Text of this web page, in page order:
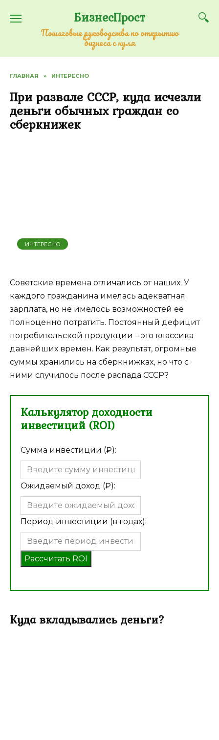
содержанию
БизнесПрост
Пошаговые руководства по открытию
бизнеса с нуля
ГЛАВНАЯ » ИНТЕРЕСНО
При развале СССР, куда исчезли
деньги обычных граждан со
сберкнижек
ИНТЕРЕСНО
Советские времена отличались от наших. У
каждого гражданина имелась адекватная
зарплата, но не имелось возможностей ее
полноценно потратить. Постоянный дефицит
потребительской продукции – это классика
давнейших времен. Как результат, огромные
суммы хранились на сберкнижках, но что с
ними случилось после распада СССР?
Калькулятор доходности
инвестиций (ROI)
Сумма инвестиции (₽):
Ожидаемый доход (₽):
Период инвестиции (в годах):
Рассчитать ROI
Куда вкладывались деньги?